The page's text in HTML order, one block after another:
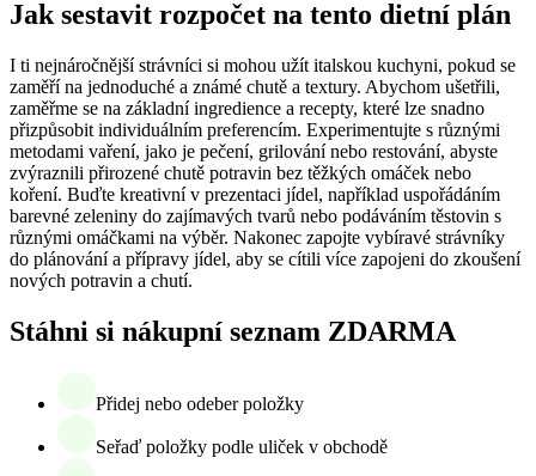
Jak sestavit rozpočet na tento dietní plán
I ti nejnáročnější strávníci si mohou užít italskou kuchyni, pokud se
zaměří na jednoduché a známé chutě a textury. Abychom ušetřili,
zaměřme se na základní ingredience a recepty, které lze snadno
přizpůsobit individuálním preferencím. Experimentujte s různými
metodami vaření, jako je pečení, grilování nebo restování, abyste
zvýraznili přirozené chutě potravin bez těžkých omáček nebo
koření. Buďte kreativní v prezentaci jídel, například uspořádáním
barevné zeleniny do zajímavých tvarů nebo podáváním těstovin s
různými omáčkami na výběr. Nakonec zapojte vybíravé strávníky
do plánování a přípravy jídel, aby se cítili více zapojeni do zkoušení
nových potravin a chutí.
Stáhni si nákupní seznam ZDARMA
Přidej nebo odeber položky
Seřaď položky podle uliček v obchodě